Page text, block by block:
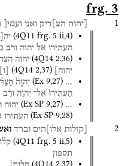
frg. 3
1 [יהוה הצ]דיק ואני ועמי[
(4Q11 frg. 5 ii,4) יה
העתירו אל יהוה ורב
(4Q14 2,36) יהוה
יהוה]
(4Q14 2,37) ו
…
(Ex 9,27) יְהוָה֙
הַעְתִּ֙ירוּ֙ אֶל־ יְהוָ֔ה וְרַ֕ב
…
(Ex SP 9,27) יהוה
(Ex SP 9,28) העתירו
2 [קולות אלו]הים וברד
(4Q11 frg. 5 ii,5)
תספון